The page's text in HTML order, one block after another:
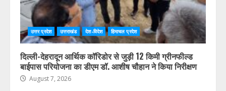
उत्तर प्रदेश उत्तराखंड देश-विदेश हिमाचल प्रदेश
दिल्ली-देहरादून आर्थिक कॉरिडोर से जुड़ी 12 किमी ग्रीनफील्ड
बाईपास परियोजना का डीएम डॉ. आशीष चौहान ने किया निरीक्षण
August 7, 2026